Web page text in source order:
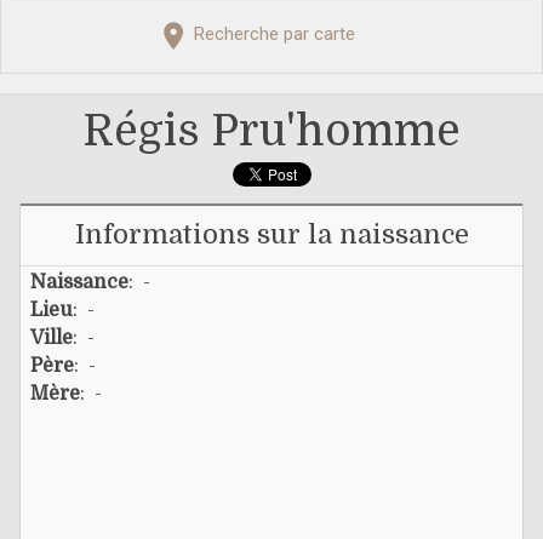
Recherche par carte
Régis Pru'homme
Informations sur la naissance
Naissance: -
Lieu: -
Ville: -
Père: -
Mère: -